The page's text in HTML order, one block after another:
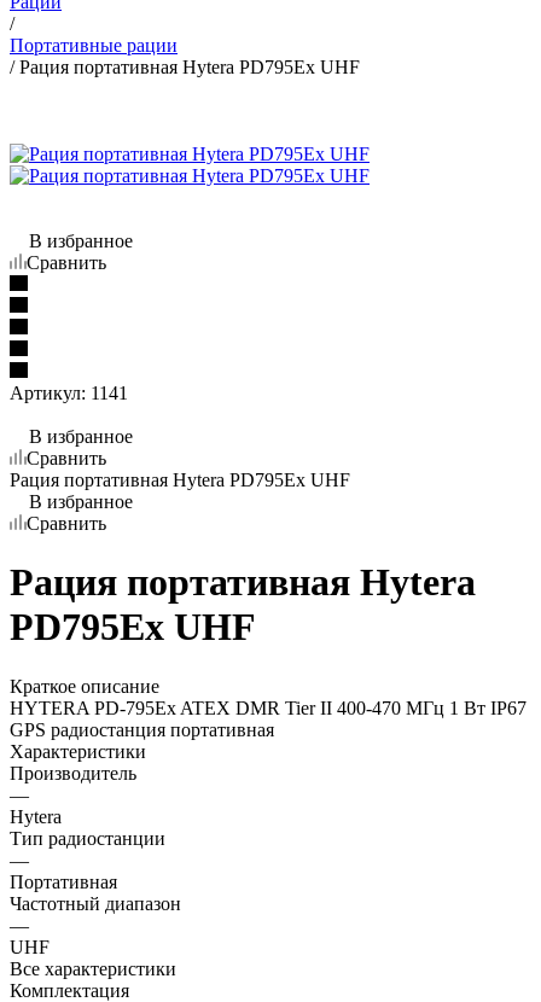
/
Портативные рации
/Рация портативная Hytera PD795Ex UHF
В избранное
Сравнить
Артикул: 1141
В избранное
Сравнить
Рация портативная Hytera PD795Ex UHF
В избранное
Сравнить
Рация портативная Hytera
PD795Ex UHF
Краткое описание
HYTERA PD-795Ex ATEX DMR Tier II 400-470 МГц 1 Вт IP67
GPS радиостанция портативная
Характеристики
Производитель
—
Hytera
Тип радиостанции
—
Портативная
Частотный диапазон
—
UHF
Все характеристики
Комплектация